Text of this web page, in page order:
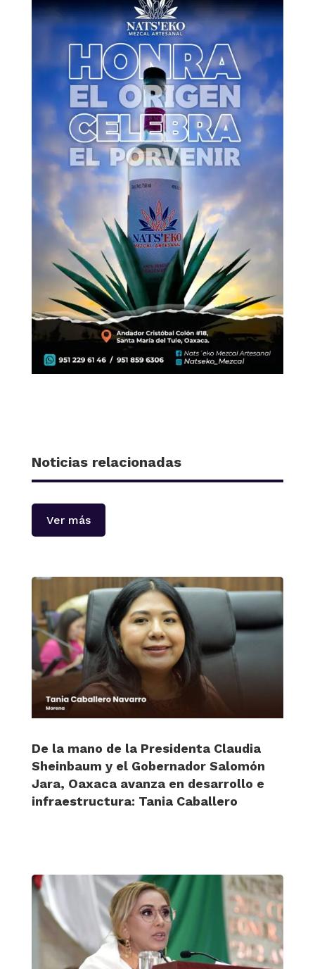
Noticias relacionadas
Ver más
De la mano de la Presidenta Claudia
Sheinbaum y el Gobernador Salomón
Jara, Oaxaca avanza en desarrollo e
infraestructura: Tania Caballero